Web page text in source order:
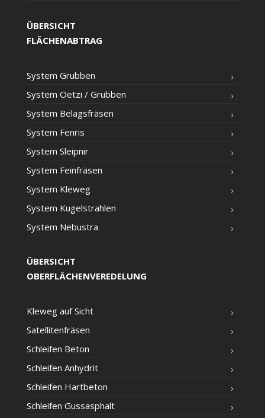
ÜBERSICHT
FLÄCHENABTRAG
Sys­tem Grubben
Sys­tem Oet­zi /​ Grub­ben
Sys­tem Belagsfräsen
Sys­tem Fenris
Sys­tem Sleipnir
Sys­tem Feinfräsen
Sys­tem Kleweg
Sys­tem Kugelstrahlen
Sys­tem Nebustra
ÜBERSICHT
OBERFLÄCHENVEREDELUNG
Kle­weg auf Sicht
Satel­li­ten­frä­sen
Schlei­fen Beton
Schlei­fen Anhydrit
Schlei­fen Hartbeton
Schlei­fen Gussasphalt